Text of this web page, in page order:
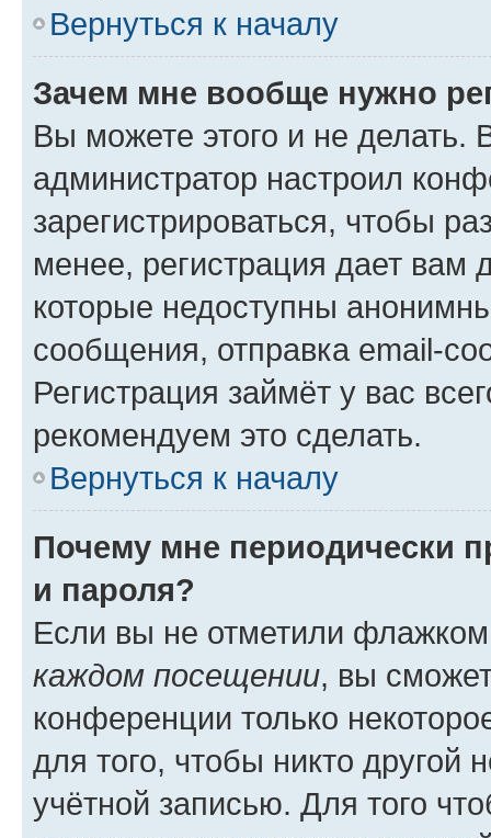
Вернуться к началу
Зачем мне вообще нужно
Вы можете этого и не делать.
администратор настроил
зарегистрироваться, чтобы
менее, регистрация дает вам
которые недоступны
сообщения, отправка email-
Регистрация займёт у вас
рекомендуем это сделать.
Вернуться к началу
Почему мне периодически
и пароля?
Если вы не отметили
каждом посещении, вы
конференции только
для того, чтобы никто другой
учётной записью. Для того